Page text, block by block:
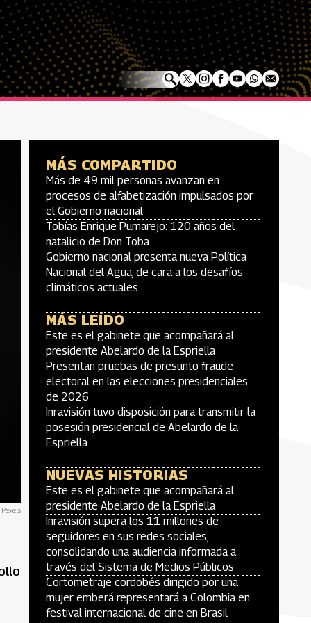
MÁS COMPARTIDO
Más de 49 mil personas avanzan en
procesos de alfabetización impulsados por
el Gobierno nacional
Tobías Enrique Pumarejo: 120 años del
natalicio de Don Toba
Gobierno nacional presenta nueva Política
Nacional del Agua, de cara a los desafíos
climáticos actuales
MÁS LEÍDO
Este es el gabinete que acompañará al
presidente Abelardo de la Espriella
Presentan pruebas de presunto fraude
electoral en las elecciones presidenciales
de 2026
Inravisión tuvo disposición para transmitir la
posesión presidencial de Abelardo de la
Espriella
NUEVAS HISTORIAS
Este es el gabinete que acompañará al
presidente Abelardo de la Espriella
Inravisión supera los 11 millones de
seguidores en sus redes sociales,
consolidando una audiencia informada a
través del Sistema de Medios Públicos
Cortometraje cordobés dirigido por una
mujer emberá representará a Colombia en
festival internacional de cine en Brasil